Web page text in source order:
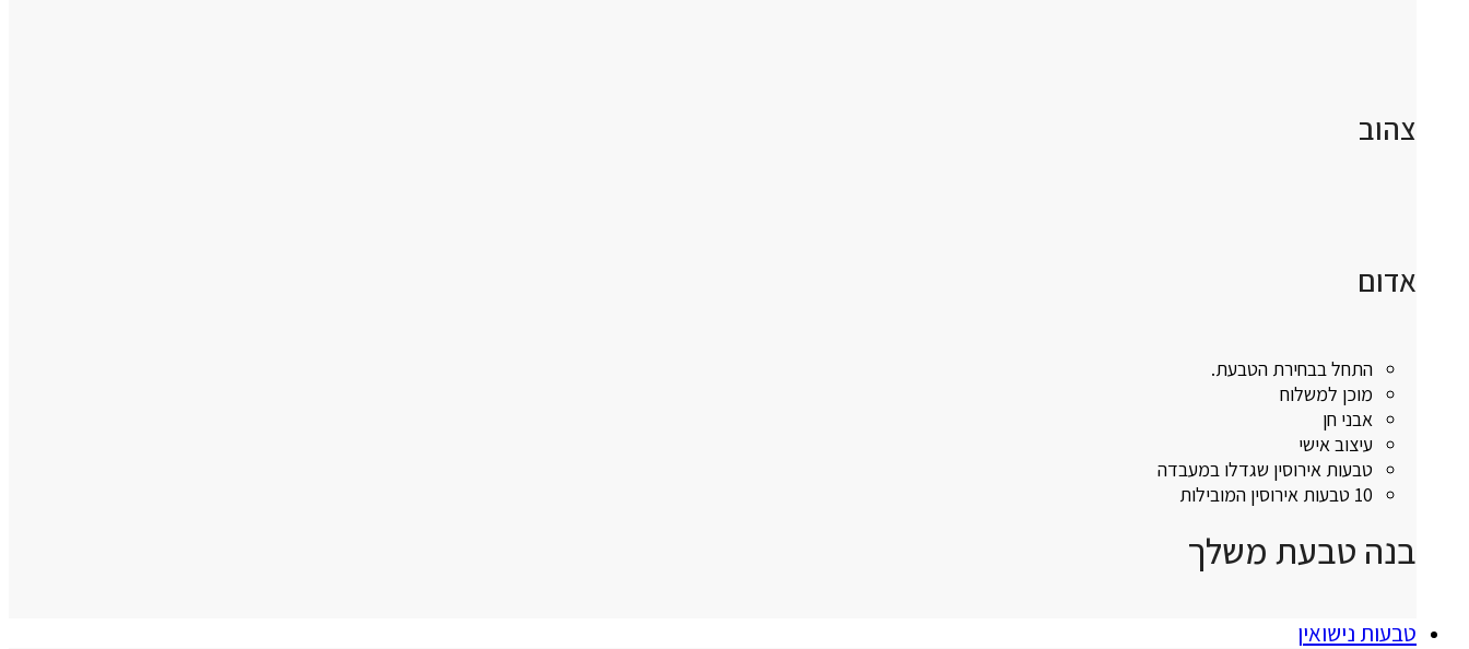
צהוב
אדום
התחל בבחירת הטבעת.
מוכן למשלוח
אבני חן
עיצוב אישי
טבעות אירוסין שגדלו במעבדה
10 טבעות אירוסין המובילות
בנה טבעת משלך
טבעות נישואין